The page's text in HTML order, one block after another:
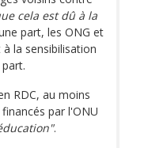
cela est dû à la
part, les ONG et
la sensibilisation
RDC, au moins
par l'ONU
.